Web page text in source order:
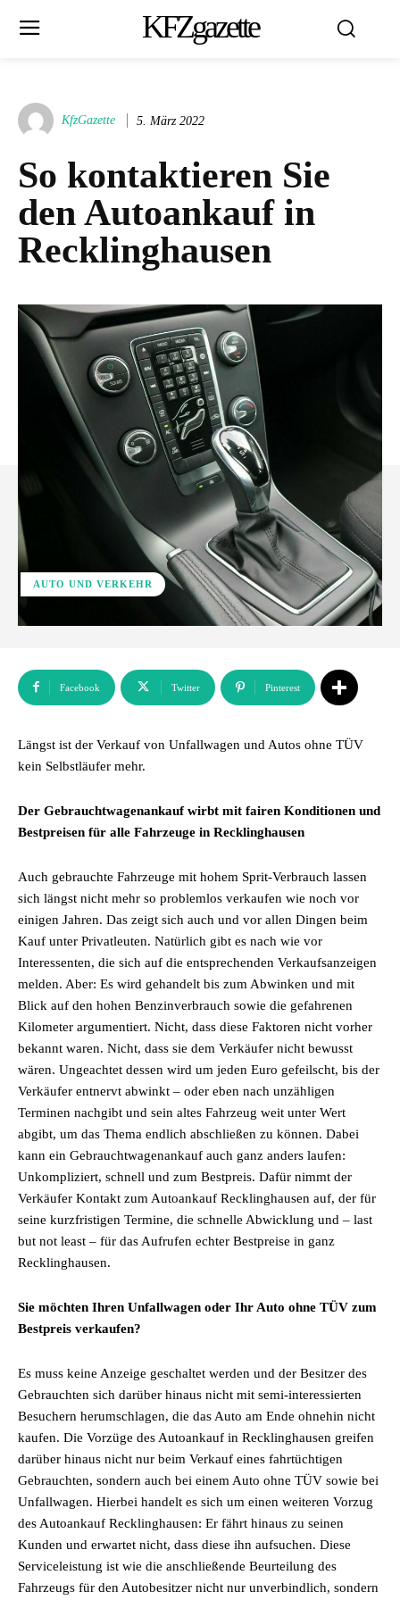
KFZgazette
KfzGazette 5. März 2022
So kontaktieren Sie
den Autoankauf in
Recklinghausen
AUTO UND VERKEHR
Facebook Twitter Pinterest
Längst ist der Verkauf von Unfallwagen und Autos ohne TÜV
kein Selbstläufer mehr.
Der Gebrauchtwagenankauf wirbt mit fairen Konditionen und
Bestpreisen für alle Fahrzeuge in Recklinghausen
Auch gebrauchte Fahrzeuge mit hohem Sprit-Verbrauch lassen
sich längst nicht mehr so problemlos verkaufen wie noch vor
einigen Jahren. Das zeigt sich auch und vor allen Dingen beim
Kauf unter Privatleuten. Natürlich gibt es nach wie vor
Interessenten, die sich auf die entsprechenden Verkaufsanzeigen
melden. Aber: Es wird gehandelt bis zum Abwinken und mit
Blick auf den hohen Benzinverbrauch sowie die gefahrenen
Kilometer argumentiert. Nicht, dass diese Faktoren nicht vorher
bekannt waren. Nicht, dass sie dem Verkäufer nicht bewusst
wären. Ungeachtet dessen wird um jeden Euro gefeilscht, bis der
Verkäufer entnervt abwinkt – oder eben nach unzähligen
Terminen nachgibt und sein altes Fahrzeug weit unter Wert
abgibt, um das Thema endlich abschließen zu können. Dabei
kann ein Gebrauchtwagenankauf auch ganz anders laufen:
Unkompliziert, schnell und zum Bestpreis. Dafür nimmt der
Verkäufer Kontakt zum Autoankauf Recklinghausen auf, der für
seine kurzfristigen Termine, die schnelle Abwicklung und – last
but not least – für das Aufrufen echter Bestpreise in ganz
Recklinghausen.
Sie möchten Ihren Unfallwagen oder Ihr Auto ohne TÜV zum
Bestpreis verkaufen?
Es muss keine Anzeige geschaltet werden und der Besitzer des
Gebrauchten sich darüber hinaus nicht mit semi-interessierten
Besuchern herumschlagen, die das Auto am Ende ohnehin nicht
kaufen. Die Vorzüge des Autoankauf in Recklinghausen greifen
darüber hinaus nicht nur beim Verkauf eines fahrtüchtigen
Gebrauchten, sondern auch bei einem Auto ohne TÜV sowie bei
Unfallwagen. Hierbei handelt es sich um einen weiteren Vorzug
des Autoankauf Recklinghausen: Er fährt hinaus zu seinen
Kunden und erwartet nicht, dass diese ihn aufsuchen. Diese
Serviceleistung ist wie die anschließende Beurteilung des
Fahrzeugs für den Autobesitzer nicht nur unverbindlich, sondern